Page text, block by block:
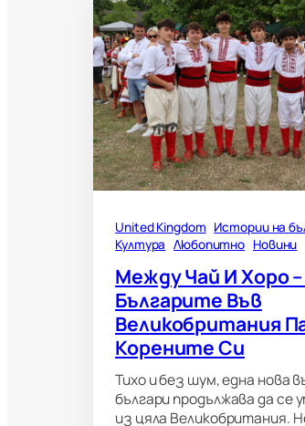
United Kingdom Истории на
Култура Любопитно Новини
Между Чай И Хоро –
Българите Във
Великобритания
Корените Си
Тихо и без шум, една нова
българи продължава да се
из цяла Великобритания.